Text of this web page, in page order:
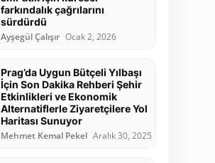
farkındalık çağrılarını
sürdürdü
Ayşegül Çalışır Ocak 2, 2026
Prag’da Uygun Bütçeli Yılbaşı
İçin Son Dakika Rehberi Şehir
Etkinlikleri ve Ekonomik
Alternatiflerle Ziyaretçilere Yol
Haritası Sunuyor
Mehmet Kemal Pekel Aralık 30, 2025